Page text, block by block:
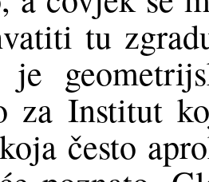
tu
je
za Institut
često